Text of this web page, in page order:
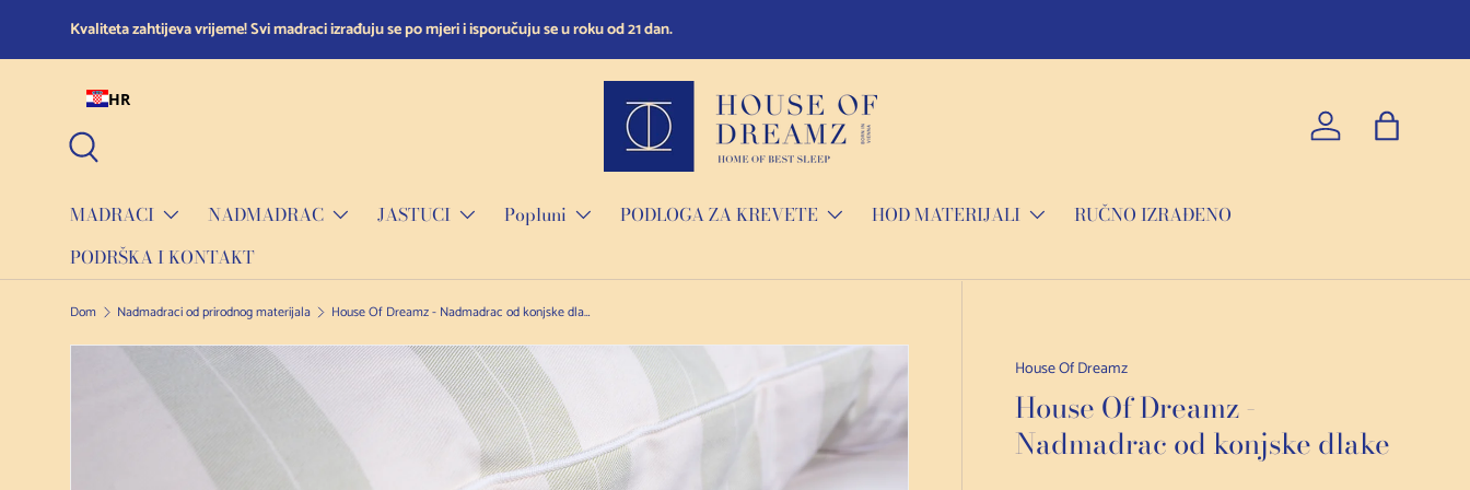
Preskoči na sadržaj
Spavajte bezbrižno: Kupujte s povjerenjem uz našu 14-dnevnu politiku povrata.
HR
Prijava Torba
MADRACI NADMADRAC JASTUCI Popluni PODLOGA ZA KREVETE HOD MATERIJALI
RUČNO IZRAĐENO
PODRŠKA I KONTAKT
Dom Nadmadraci od prirodnog materijala House Of Dreamz - Nadmadrac od konjske dlake
Preskoči na informacije o proizvodu
House Of Dreamz
House Of Dreamz -
Nadmadrac od konjske dlake